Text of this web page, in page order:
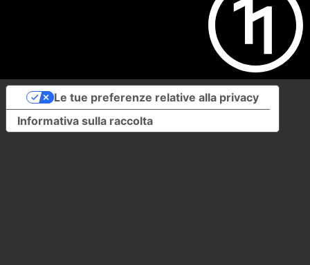
Informativa sulla raccolta
Le tue preferenze relative alla privacy